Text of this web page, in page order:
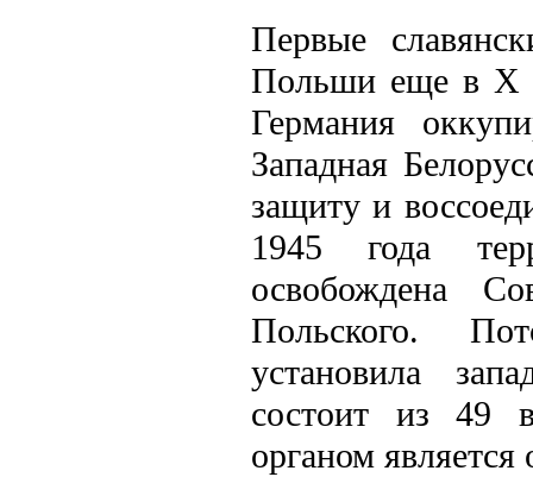
Первые
Польши еще в X
Германия
Западная
защиту и
1945 года
освобождена
Польского.
установила
состоит из 49
органом